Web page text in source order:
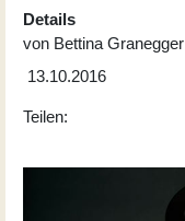
Details
von Bettina Granegger
13.10.2016
Teilen: